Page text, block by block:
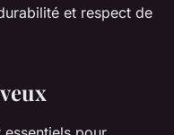
et respect de